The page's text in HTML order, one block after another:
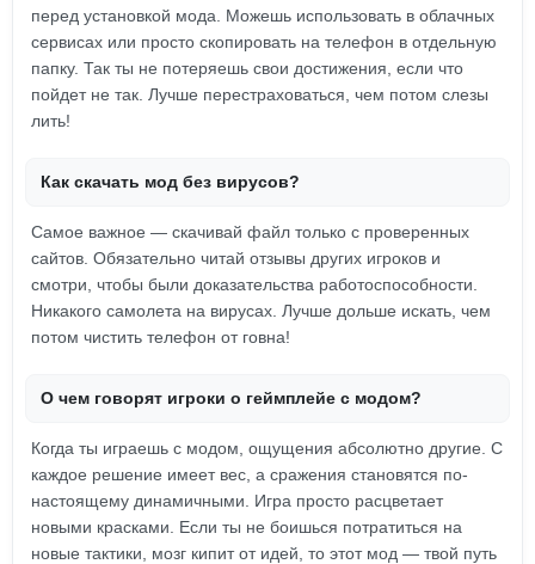
перед установкой мода. Можешь использовать в облачных
сервисах или просто скопировать на телефон в отдельную
папку. Так ты не потеряешь свои достижения, если что
пойдет не так. Лучше перестраховаться, чем потом слезы
лить!
Как скачать мод без вирусов?
Самое важное — скачивай файл только с проверенных
сайтов. Обязательно читай отзывы других игроков и
смотри, чтобы были доказательства работоспособности.
Никакого самолета на вирусах. Лучше дольше искать, чем
потом чистить телефон от говна!
О чем говорят игроки о геймплейе с модом?
Когда ты играешь с модом, ощущения абсолютно другие. С
каждое решение имеет вес, а сражения становятся по-
настоящему динамичными. Игра просто расцветает
новыми красками. Если ты не боишься потратиться на
новые тактики, мозг кипит от идей, то этот мод — твой путь